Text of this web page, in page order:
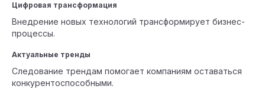
Цифровая трансформация
Внедрение новых технологий трансформирует бизнес-
процессы.
Актуальные тренды
Следование трендам помогает компаниям оставаться
конкурентоспособными.